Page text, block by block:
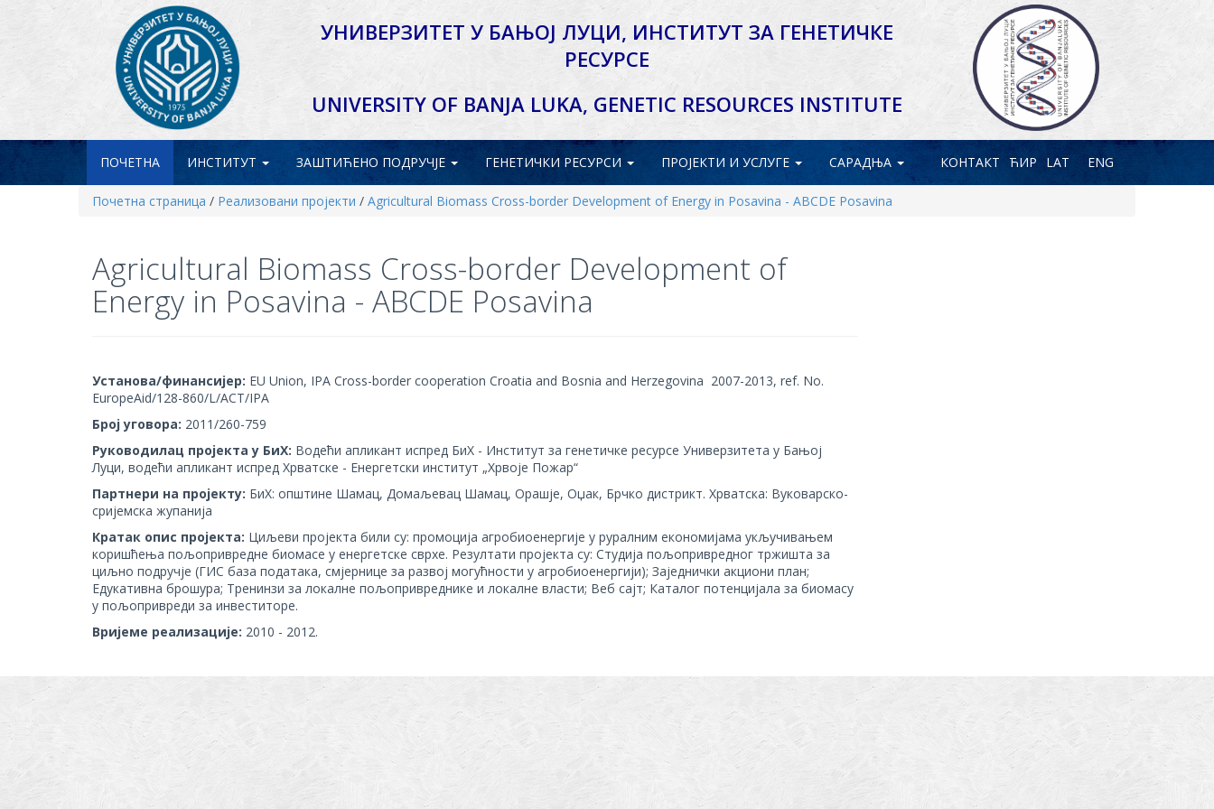
УНИВЕРЗИТЕТ У БАЊОЈ ЛУЦИ, ИНСТИТУТ ЗА ГЕНЕТИЧКЕ
РЕСУРСЕ
UNIVERSITY OF BANJA LUKA, GENETIC RESOURCES INSTITUTE
ПОЧЕТНА ИНСТИТУТ ЗАШТИЋЕНО ПОДРУЧЈЕ ГЕНЕТИЧКИРЕСУРСИ ПРОЈЕКТИ И УСЛУГЕ САРАДЊА КОНТАКТ ЋИР LAT ENG
Почетна страница / Реализовани пројекти / Agricultural Biomass Cross-border Development of Energy in Posavina - ABCDE Posavina
Agricultural Biomass Cross-border Development of
Energy in Posavina - ABCDE Posavina
Установа/финансијер: EU Union, IPA Cross-border cooperation Croatia and Bosnia and Herzegovina 2007-2013, ref. No.
EuropeAid/128-860/L/ACT/IPA
Број уговора: 2011/260-759
Руководилац пројекта у БиХ: Водећи апликант испред БиХ - Институт за генетичке ресурсе Универзитета у Бањој
Луци, водећи апликант испред Хрватске - Енергетски институт „Хрвоје Пожар“
Партнери на пројекту: БиХ: општине Шамац, Домаљевац Шамац, Орашје, Оџак, Брчко дистрикт. Хрватска: Вуковарско-
сријемска жупанија
Кратак опис пројекта: Циљеви пројекта били су: промоција агробиоенергије у руралним економијама укључивањем
коришћења пољопривредне биомасе у енергетске сврхе. Резултати пројекта су: Студија пољопривредног тржишта за
циљно подручје (ГИС база података, смјернице за развој могућности у агробиоенергији); Заједнички акциони план;
Едукативна брошура; Тренинзи за локалне пољопривреднике и локалне власти; Веб сајт; Каталог потенцијала за биомасу
у пољопривреди за инвеститоре.
Вријеме реализације: 2010 - 2012.